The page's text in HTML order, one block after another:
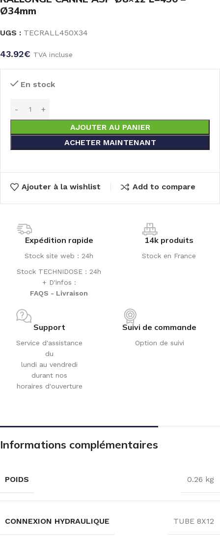
Ø34mm
UGS : TECRALL450X34
43.92€ TVA incluse
En stock
AJOUTER AU PANIER
ACHETER MAINTENANT
Ajouter à la wishlist Add to compare
Expédition rapide
Stock site web : 24h
Stock TECHNIDOSE : 24h
+ D'infos :
FAQS - Livraison
14k produits
Stock en France
Support
Service d'assistance
du
lundi au vendredi
durant nos
horaires d'ouverture
Suivi de commande
Option de suivi
Informations complémentaires
POIDS 0.26 kg
CONNEXION HYDRAULIQUE TUBE 8X12